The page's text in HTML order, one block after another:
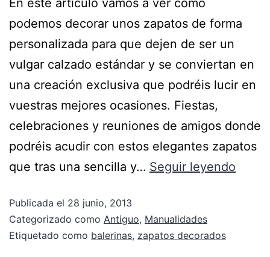
podemos decorar unos zapatos de forma
personalizada para que dejen de ser un
vulgar calzado estándar y se conviertan en
una creación exclusiva que podréis lucir en
vuestras mejores ocasiones. Fiestas,
celebraciones y reuniones de amigos donde
podréis acudir con estos elegantes zapatos
que tras una sencilla y… Seguir leyendo
Publicada el 28 junio, 2013
Categorizado como Antiguo, Manualidades
Etiquetado como balerinas, zapatos decorados